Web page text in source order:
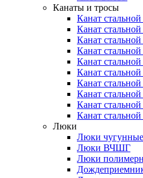
Канаты и тросы
Канат
Канат
Канат
Канат
Канат
Канат
Канат
Канат
Канат
Канат
Люки
Люки чугунные
Люки ВЧШГ
Люки